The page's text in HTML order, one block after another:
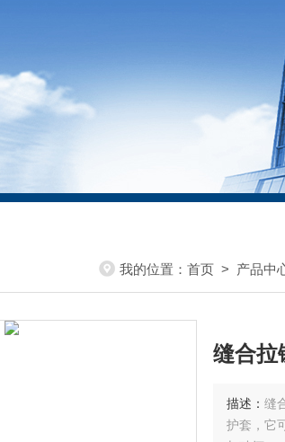
我的位置： 首页 > 产品中
缝合拉
描述： 缝
护套，它